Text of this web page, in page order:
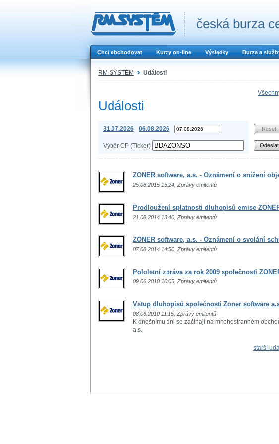
česká burza
Chci obchodovat Kurzy on-line Výsledky Burza a
RM-SYSTÉM Události
Události
31.07.2026 06.08.2026
Výběr CP (Ticker)
ZONER software, a.s. - Oznámení o snížení
25.08.2015 15:24, Zprávy emitentů
Prodloužení splatnosti dluhopisů emise
21.08.2014 13:40, Zprávy emitentů
ZONER software, a.s. - Oznámení o svolání
07.08.2014 14:50, Zprávy emitentů
Pololetní zpráva za rok 2009 společnosti
09.06.2010 10:05, Zprávy emitentů
Vstup dluhopisů společnosti Zoner software
08.06.2010 11:15, Zprávy emitentů
K dnešnímu dni se začínají na mnohostranném
a.s.
starší